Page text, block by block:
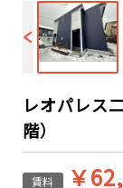
レオパレス
階）
賃料 ￥